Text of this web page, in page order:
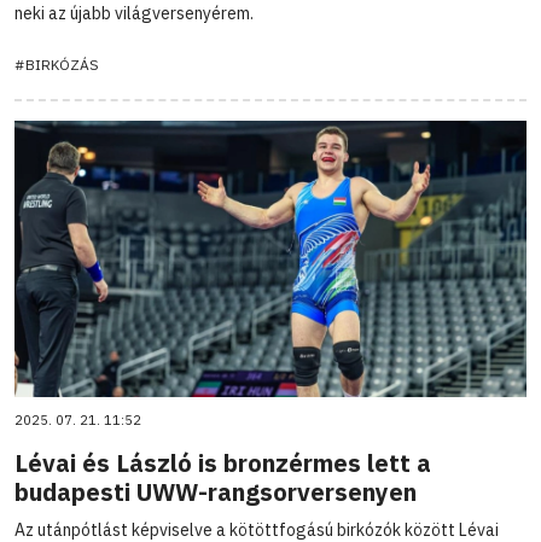
neki az újabb világversenyérem.
#BIRKÓZÁS
2025. 07. 21. 11:52
Lévai és László is bronzérmes lett a
budapesti UWW-rangsorversenyen
Az utánpótlást képviselve a kötöttfogású birkózók között Lévai